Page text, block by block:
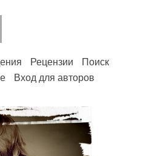
Рецензии
Поиск
Вход для авторов